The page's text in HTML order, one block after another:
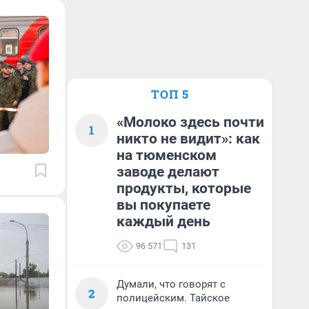
ТОП 5
1
«Молоко здесь почти
никто не видит»: как
на тюменском
заводе делают
продукты, которые
вы покупаете
каждый день
96 571 131
2
Думали, что говорят с
полицейским. Тайское